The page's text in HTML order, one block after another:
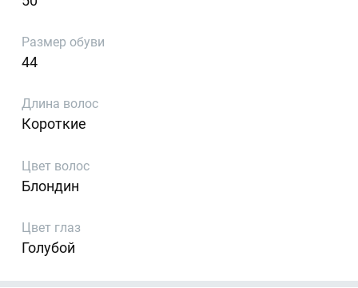
Размер обуви
44
Длина волос
Короткие
Цвет волос
Блондин
Цвет глаз
Голубой